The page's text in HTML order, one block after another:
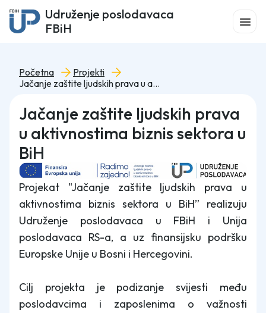
Udruženje poslodavaca
FBiH
Početna
Projekti
Jačanje zaštite ljudskih prava u aktivnostima biznis sektora u BiH
Jačanje zaštite ljudskih prava
u aktivnostima biznis sektora u
BiH
Projekat "Jačanje zaštite ljudskih prava u
aktivnostima biznis sektora u BiH” realizuju
Udruženje poslodavaca u FBiH i Unija
poslodavaca RS-a, a uz finansijsku podršku
Europske Unije u Bosni i Hercegovini.
Cilj projekta je podizanje svijesti među
poslodavcima i zaposlenima o važnosti